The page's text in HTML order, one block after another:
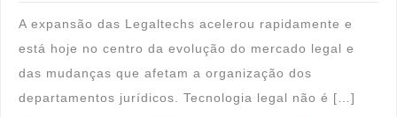
A expansão das Legaltechs acelerou rapidamente e
está hoje no centro da evolução do mercado legal e
das mudanças que afetam a organização dos
departamentos jurídicos. Tecnologia legal não é […]